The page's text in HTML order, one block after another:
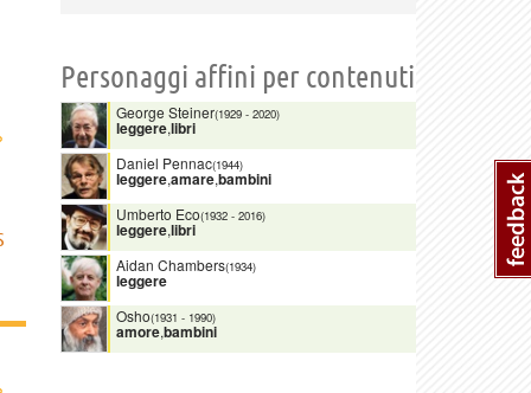
Personaggi affini per contenuti
George Steiner(1929 - 2020)
leggere,libri
Daniel Pennac(1944)
leggere,amare,bambini
Umberto Eco(1932 - 2016)
leggere,libri
Aidan Chambers(1934)
leggere
Osho(1931 - 1990)
amore,bambini